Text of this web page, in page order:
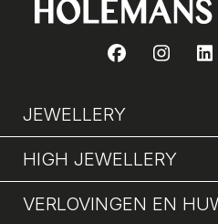
JEWELLERY
HIGH JEWELLERY
VERLOVINGEN EN